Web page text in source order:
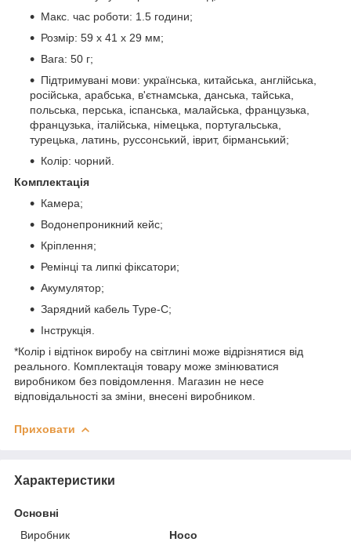
Макс. час роботи: 1.5 години;
Розмір: 59 х 41 х 29 мм;
Вага: 50 г;
Підтримувані мови: українська, китайська, англійська,
російська, арабська, в'єтнамська, данська, тайська,
польська, перська, іспанська, малайська, французька,
французька, італійська, німецька, португальська,
турецька, латинь, руссонський, іврит, бірманський;
Колір: чорний.
Комплектація
Камера;
Водонепроникний кейс;
Кріплення;
Ремінці та липкі фіксатори;
Акумулятор;
Зарядний кабель Type-C;
Інструкція.
*Колір і відтінок виробу на світлині може відрізнятися від
реального. Комплектація товару може змінюватися
виробником без повідомлення. Магазин не несе
відповідальності за зміни, внесені виробником.
Приховати
Характеристики
Основні
Виробник
Hoco